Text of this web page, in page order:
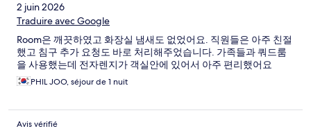
2 juin 2026
Traduire avec Google
Room은 깨끗하였고 화장실 냄새도 없었어요. 직원들은 아주 친절
했고 침구 추가 요청도 바로 처리해주었습니다. 가족들과 쿼드룸
을 사용했는데 전자렌지가 객실안에 있어서 아주 편리했어요
PHIL JOO, séjour de 1 nuit
Avis vérifié